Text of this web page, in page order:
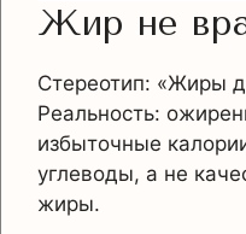
Жир не
Стереотип: «Жиры
Реальность:
избыточные
углеводы, а не
жиры.